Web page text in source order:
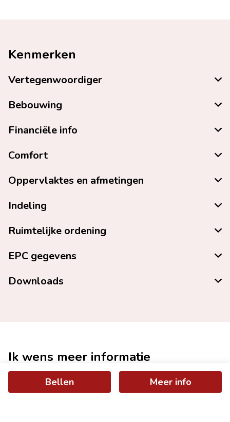
Bellen Meer info
Kenmerken
Vertegenwoordiger
Bebouwing
Financiële info
Comfort
Oppervlaktes en afmetingen
Indeling
Ruimtelijke ordening
EPC gegevens
Downloads
Ik wens meer informatie
Voornaam *